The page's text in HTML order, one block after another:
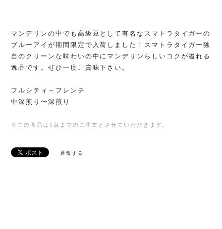
マンデリンの中でも高級豆として有名なスマトラタイガーの
ブルーアイが期間限定で入荷しました！スマトラタイガー独
自のクリーンな味わいの中にマンデリンらしいコクが溢れる
逸品です。ぜひ一度ご賞味下さい。
フルシティ～フレンチ
中深煎り〜深煎り
※この商品は1点までのご注文とさせていただきます。
通報する